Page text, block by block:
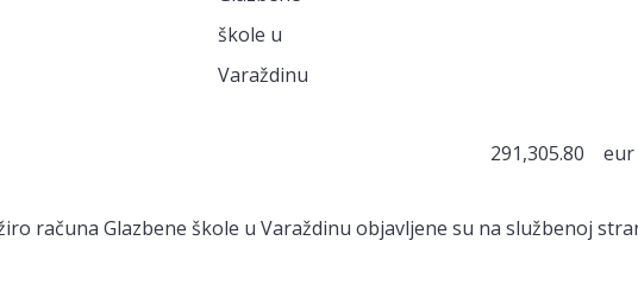
škole u
Varaždinu
291,305.80 eur
računa Glazbene škole u Varaždinu objavljene su na službenoj